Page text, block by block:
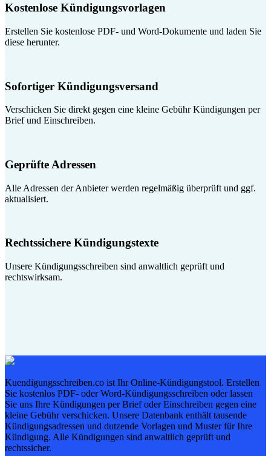
Kostenlose Kündigungsvorlagen
Erstellen Sie kostenlose PDF- und Word-Dokumente und laden Sie
diese herunter.
Sofortiger Kündigungsversand
Verschicken Sie direkt gegen eine kleine Gebühr Kündigungen per
Brief und Einschreiben.
Geprüfte Adressen
Alle Adressen der Anbieter werden regelmäßig überprüft und ggf.
aktualisiert.
Rechtssichere Kündigungstexte
Unsere Kündigungsschreiben sind anwaltlich geprüft und
rechtswirksam.
Kuendigungsschreiben.co ist Ihr Online-Kündigungstool. Erstellen
Sie kostenlos PDF- oder Word-Kündigungsschreiben oder lassen
Sie uns Ihre Kündigungen per Brief oder Einschreiben gegen eine
kleine Gebühr verschicken. Unsere Datenbank enthält tausende
Kündigungsadressen und dutzende Vorlagen und Muster für Ihre
Kündigung. Alle Kündigungen sind anwaltlich geprüft und
rechtssicher.